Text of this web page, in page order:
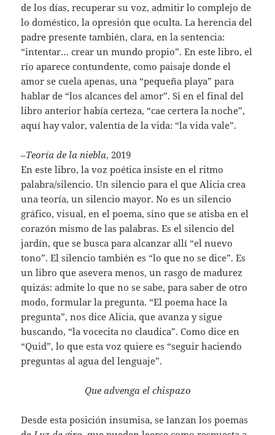
de los días, recuperar su voz, admitir lo complejo de
lo doméstico, la opresión que oculta. La herencia del
padre presente también, clara, en la sentencia:
“intentar… crear un mundo propio”. En este libro, el
río aparece contundente, como paisaje donde el
amor se cuela apenas, una “pequeña playa” para
hablar de “los alcances del amor”. Si en el final del
libro anterior había certeza, “cae certera la noche”,
aquí hay valor, valentía de la vida: “la vida vale”.
–Teoría de la niebla, 2019
En este libro, la voz poética insiste en el ritmo
palabra/silencio. Un silencio para el que Alicia crea
una teoría, un silencio mayor. No es un silencio
gráfico, visual, en el poema, sino que se atisba en el
corazón mismo de las palabras. Es el silencio del
jardín, que se busca para alcanzar allí “el nuevo
tono”. El silencio también es “lo que no se dice”. Es
un libro que asevera menos, un rasgo de madurez
quizás: admite lo que no se sabe, para saber de otro
modo, formular la pregunta. “El poema hace la
pregunta”, nos dice Alicia, que avanza y sigue
buscando, “la vocecita no claudica”. Como dice en
“Quid”, lo que esta voz quiere es “seguir haciendo
preguntas al agua del lenguaje”.
Que advenga el chispazo
Desde esta posición insumisa, se lanzan los poemas